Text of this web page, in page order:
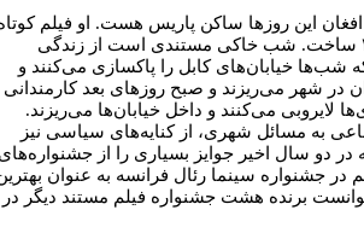
این روزها ساکن پاریس هست. او فیلم
"شب خاکی" را در سال ۲۰۱۱ ساخت. شب خاکی مستندی است از زندگی
شب‌ها خیابان‌های کابل را پاکسازی می‌کنند و
در شهر می‌ریزند و صبح روزهای بعد کارمندانی
لایروبی می‌کنند و داخل خیابان‌ها می‌ریزند.
به مسائل شهری، از کنایه‌های سیاسی نیز
در دو سال اخیر جوایز بسیاری را از
در جشنواره سینما رئال فرانسه به عنوان
برنده هشت جشنواره فیلم مستند دیگر در